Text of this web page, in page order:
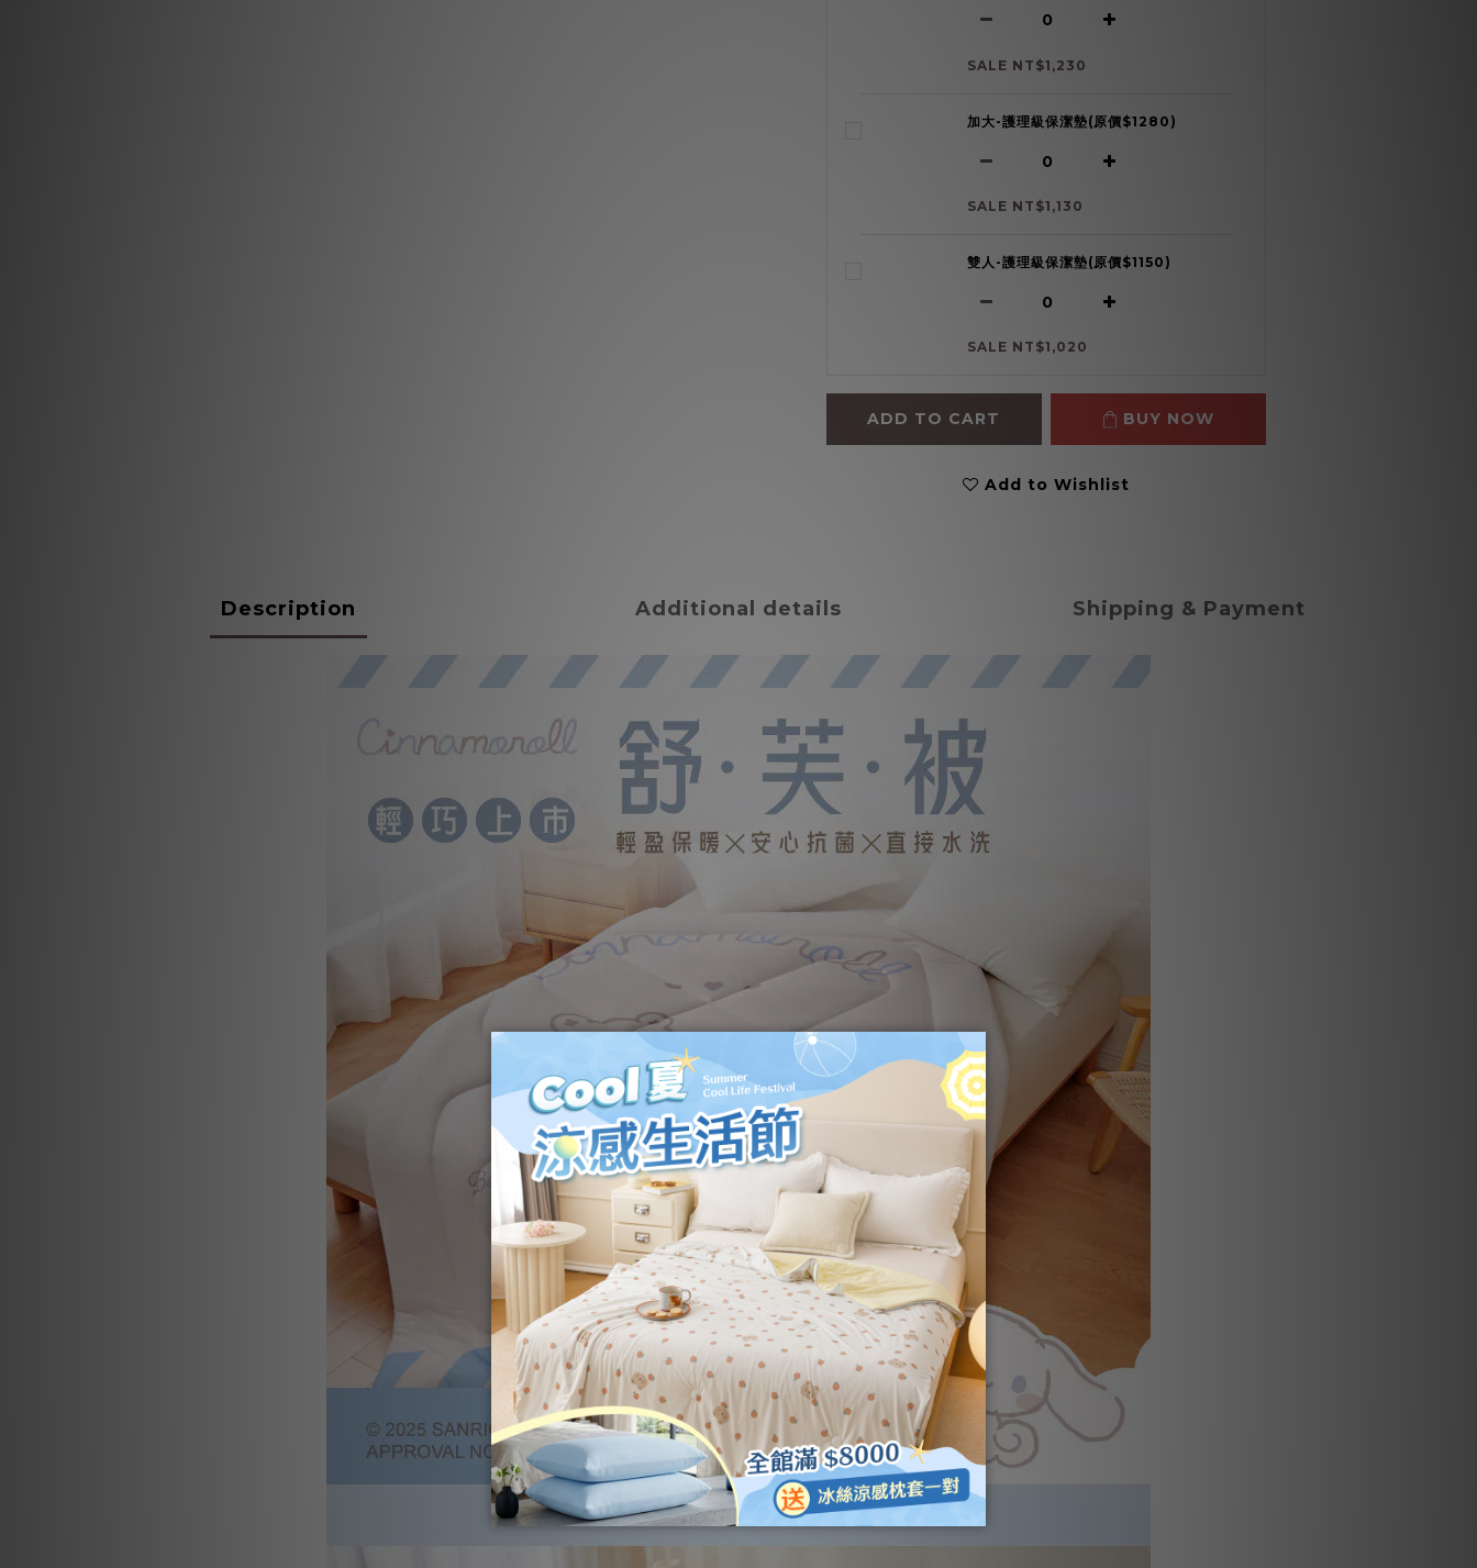
SALE NT$1,230
加大-護理級保潔墊(原價$1280)
SALE NT$1,130
雙人-護理級保潔墊(原價$1150)
SALE NT$1,020
ADD TO CART BUY NOW
Add to Wishlist
Description Additional details Shipping & Payment